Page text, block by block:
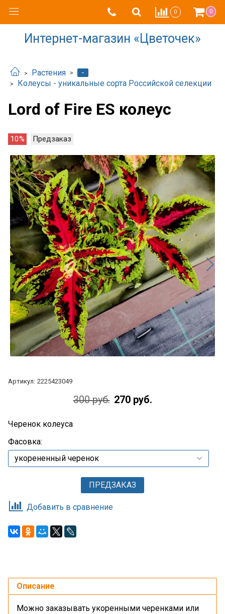
0 0
Интернет-магазин «Цветочек»
Растения
-
Колеусы - уникальные сорта Российской селекции
Lord of Fire ES колеус
10% Предзаказ
Артикул: 2225423049
300 руб. 270 руб.
Черенок колеуса
Фасовка:
ПРЕДЗАКАЗ
Добавить в сравнение
Описание
Можно заказывать укоренными черенками или